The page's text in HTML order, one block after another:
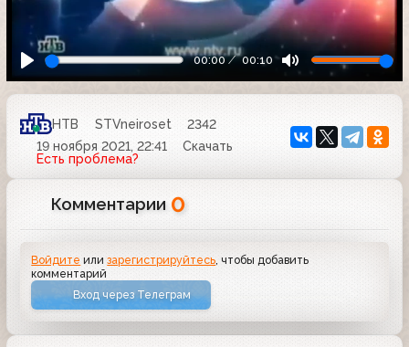
00:00 00:10
НТВ STVneiroset
2342
19 ноября 2021, 22:41
Скачать
Есть проблема?
Комментарии 0
Войдите илизарегистрируйтесь, чтобы добавить
комментарий
Вход через Телеграм